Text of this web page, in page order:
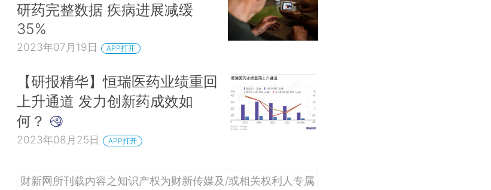
研药完整数据 疾病进展减缓
35%
2023年07月19日 APP打开
【研报精华】恒瑞医药业绩重回
上升通道 发力创新药成效如
何？
2023年08月25日 APP打开
财新网所刊载内容之知识产权为财新传媒及/或相关权利人专属